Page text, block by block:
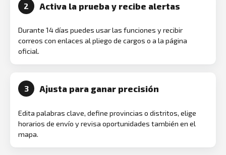
2 Activa la prueba y recibe alertas
Durante 14 días puedes usar las funciones y recibir
correos con enlaces al pliego de cargos o a la página
oficial.
3 Ajusta para ganar precisión
Edita palabras clave, define provincias o distritos, elige
horarios de envío y revisa oportunidades también en el
mapa.